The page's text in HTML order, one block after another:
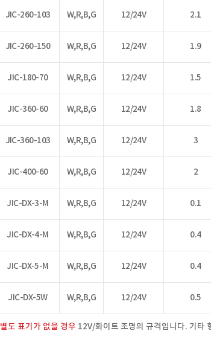
JIC-260-103 W,R,B,G 12/24V 2.1
JIC-260-150 W,R,B,G 12/24V 1.9
JIC-180-70 W,R,B,G 12/24V 1.5
JIC-360-60 W,R,B,G 12/24V 1.8
JIC-360-103 W,R,B,G 12/24V 3
JIC-400-60 W,R,B,G 12/24V 2
JIC-DX-3-M W,R,B,G 12/24V 0.1
JIC-DX-4-M W,R,B,G 12/24V 0.4
JIC-DX-5-M W,R,B,G 12/24V 0.4
JIC-DX-5W W,R,B,G 12/24V 0.5
별도 표기가 없을 경우 12V/화이트 조명의 규격입니다. 기타